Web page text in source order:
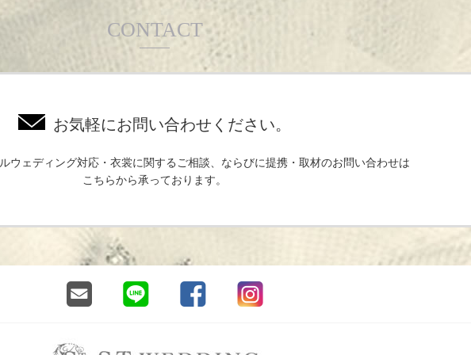
CONTACT
お気軽にお問い合わせください。
ウェディング対応・衣裳に関するご相談、ならびに提携・取材のお問い合わせは
こちらから承っております。